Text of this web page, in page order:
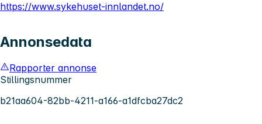
https://www.sykehuset-innlandet.no/
Annonsedata
Rapporter annonse
Stillingsnummer
b21aa604-82bb-4211-a166-a1dfcba27dc2